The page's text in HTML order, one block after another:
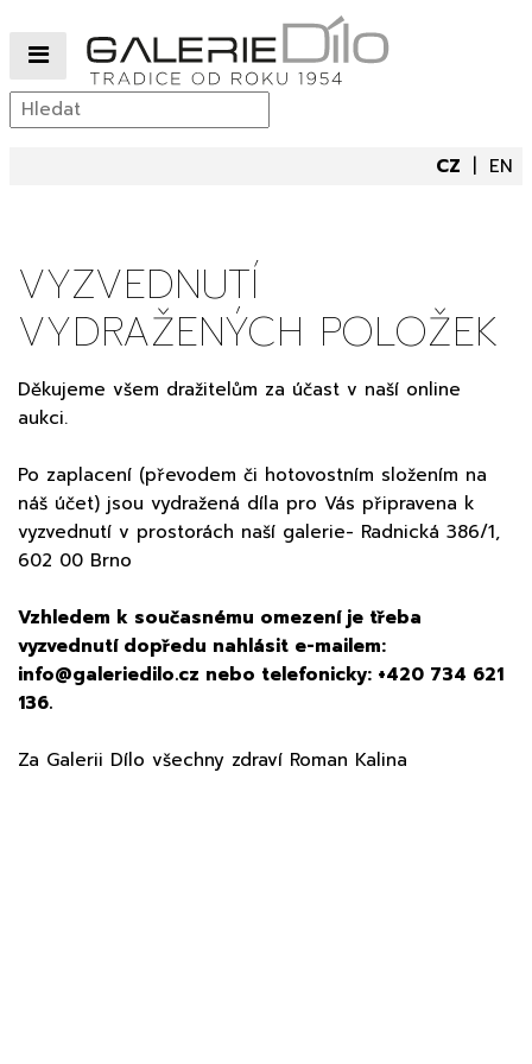
CZ EN
VYZVEDNUTÍ
VYDRAŽENÝCH POLOŽEK
Děkujeme všem dražitelům za účast v naší online
aukci.
Po zaplacení (převodem či hotovostním složením na
náš účet) jsou vydražená díla pro Vás připravena k
vyzvednutí v prostorách naší galerie- Radnická 386/1,
602 00 Brno
Vzhledem k současnému omezení je třeba
vyzvednutí dopředu nahlásit e-mailem:
info@galeriedilo.cz nebo telefonicky: +420 734 621
136.
Za Galerii Dílo všechny zdraví Roman Kalina